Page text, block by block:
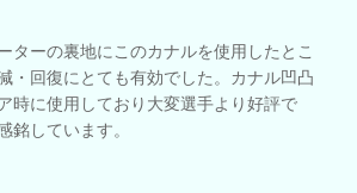
ターの裏地にこのカナルを使用したとこ
・回復にとても有効でした。カナル凹凸
時に使用しており大変選手より好評で
銘しています。